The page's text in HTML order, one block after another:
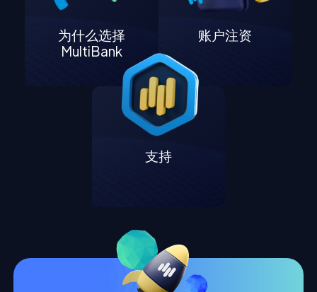
为什么选择
MultiBank
账户注资
支持